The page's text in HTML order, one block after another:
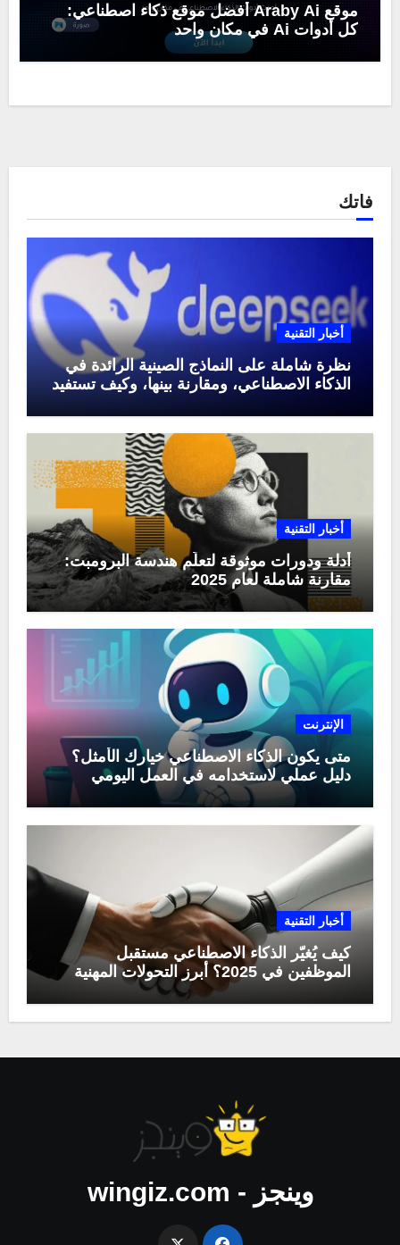
موقع Araby Ai أفضل موقع ذكاء اصطناعي:
كل أدوات Ai في مكان واحد
فاتك
أخبار التقنية
نظرة شاملة على النماذج الصينية الرائدة في
الذكاء الاصطناعي، ومقارنة بينها، وكيف تستفيد
أخبار التقنية
أدلة ودورات موثوقة لتعلّم هندسة البرومبت:
مقارنة شاملة لعام 2025
الإنترنت
متى يكون الذكاء الاصطناعي خيارك الأمثل؟
دليل عملي لاستخدامه في العمل اليومي
أخبار التقنية
كيف يُغيّر الذكاء الاصطناعي مستقبل
الموظفين في 2025؟ أبرز التحولات المهنية
وينجز - wingiz.com